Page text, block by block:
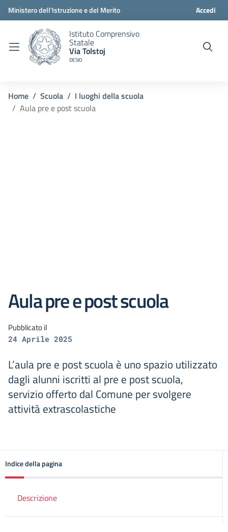
Ministero dell'Istruzione e del Merito Accedi
Istituto Comprensivo
Statale
Via Tolstoj
DESIO
Home Scuola
I luoghi della scuola
Aula pre e post scuola
Aula pre e post scuola
Pubblicato il
24 Aprile 2025
L’aula pre e post scuola è uno spazio utilizzato
dagli alunni iscritti al pre e post scuola,
servizio offerto dal Comune per svolgere
attività extrascolastiche
Indice della pagina
Descrizione